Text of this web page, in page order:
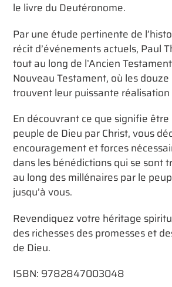
le livre du Deutéronome.
Par une étude pertinente de
récit d’événements actuels, Paul
tout au long de l’Ancien
Nouveau Testament, où les
trouvent leur puissante réalisation
En découvrant ce que signifie
peuple de Dieu par Christ, vous
encouragement et forces
dans les bénédictions qui se sont
au long des millénaires par le
jusqu’à vous.
Revendiquez votre héritage
des richesses des promesses et
de Dieu.
ISBN: 9782847003048